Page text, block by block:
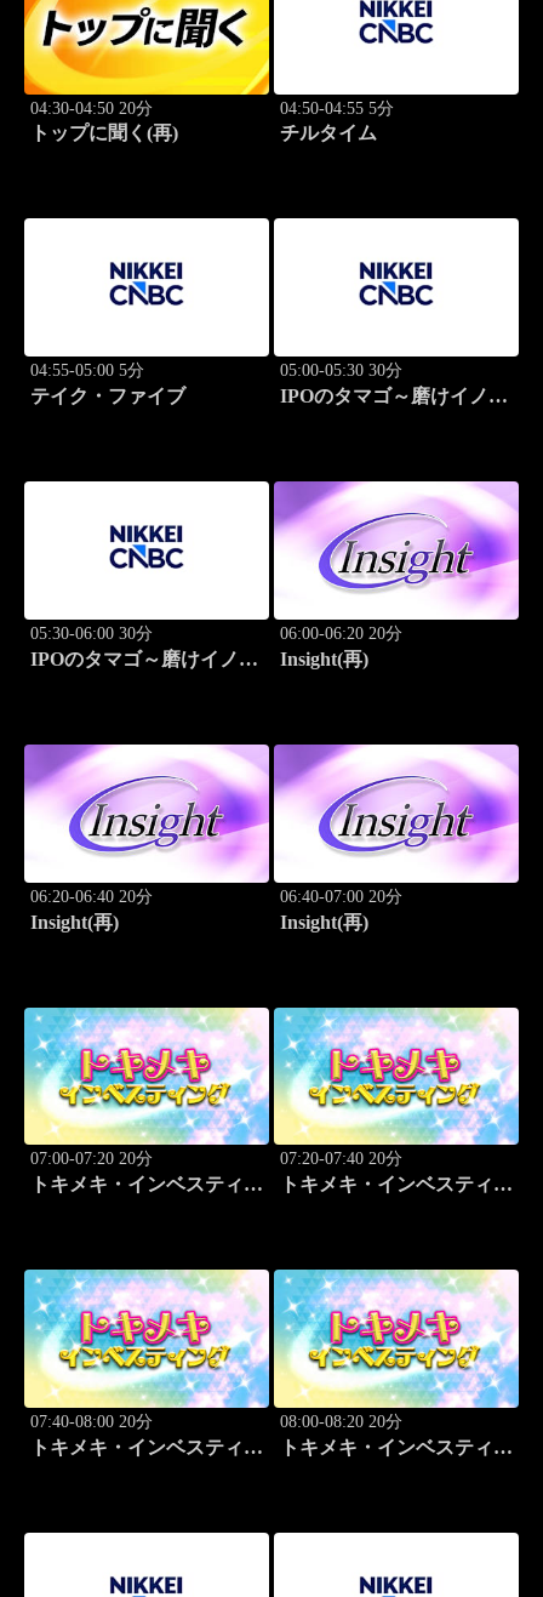
04:30-04:50 20分
トップに聞く(再)
04:50-04:55 5分
チルタイム
04:55-05:00 5分
テイク・ファイブ
05:00-05:30 30分
IPOのタマゴ～磨けイノベ
05:30-06:00 30分
IPOのタマゴ～磨けイノベ
06:00-06:20 20分
Insight(再)
06:20-06:40 20分
Insight(再)
06:40-07:00 20分
Insight(再)
07:00-07:20 20分
トキメキ・インベスティン
07:20-07:40 20分
トキメキ・インベスティン
07:40-08:00 20分
トキメキ・インベスティン
08:00-08:20 20分
トキメキ・インベスティン